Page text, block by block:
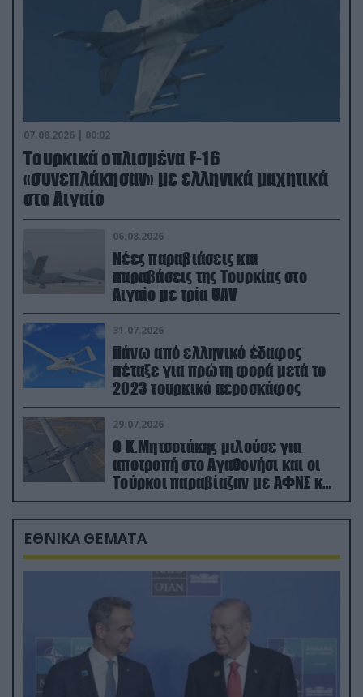
07.08.2026 | 00:02
Τουρκικά οπλισμένα F-16
«συνεπλάκησαν» με ελληνικά μαχητικά
στο Αιγαίο
06.08.2026
Νέες παραβιάσεις και
παραβάσεις της Τουρκίας στο
Αιγαίο με τρία UAV
31.07.2026
Πάνω από ελληνικό έδαφος
πέταξε για πρώτη φορά μετά το
2023 τουρκικό αεροσκάφος
29.07.2026
Ο Κ.Μητσοτάκης μιλούσε για
αποτροπή στο Αγαθονήσι και οι
Τούρκοι παραβίαζαν με ΑΦΝΣ και
drone
ΕΘΝΙΚΑ ΘΕΜΑΤΑ